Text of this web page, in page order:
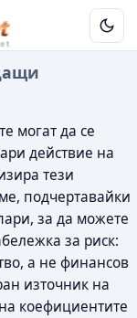
могат да се
действие на
тези
подчертавайки
за да можете
за риск:
а не финансов
източник на
коефициентите